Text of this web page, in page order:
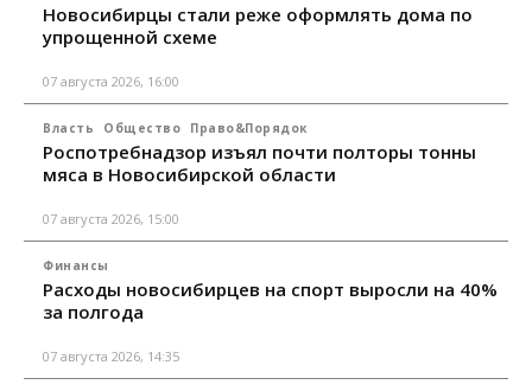
Новосибирцы стали реже оформлять дома по
упрощенной схеме
07 августа 2026, 16:00
Власть Общество Право&Порядок
Роспотребнадзор изъял почти полторы тонны
мяса в Новосибирской области
07 августа 2026, 15:00
Финансы
Расходы новосибирцев на спорт выросли на 40%
за полгода
07 августа 2026, 14:35